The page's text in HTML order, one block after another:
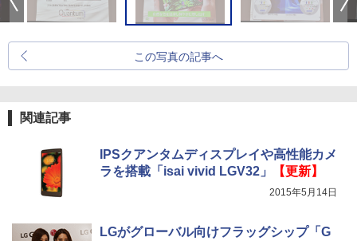
この写真の記事へ
関連記事
IPSクアンタムディスプレイや高性能カメ
ラを搭載「isai vivid LGV32」
【更新】
2015年5月14日
LGがグローバル向けフラッグシップ「G